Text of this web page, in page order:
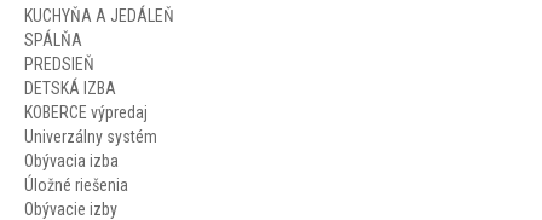
KUCHYŇA A JEDÁLEŇ
SPÁLŇA
PREDSIEŇ
DETSKÁ IZBA
KOBERCE výpredaj
Univerzálny systém
Obývacia izba
Úložné riešenia
Obývacie izby